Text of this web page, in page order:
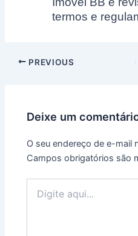
termos e
Post
PREVIOUS
Deixe um
O seu endereço de e-mail
Campos obrigatórios são
aqui...